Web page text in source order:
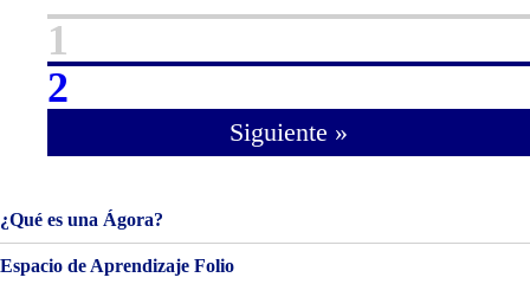
DE
1
2
Siguiente »
¿Qué es una Ágora?
Espacio de Aprendizaje Folio